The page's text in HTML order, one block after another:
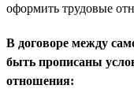
оформить трудовые
В договоре между
быть прописаны
отношения: